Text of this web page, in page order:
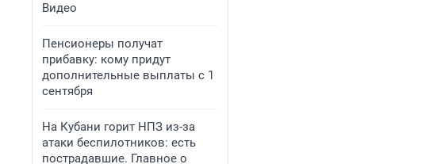
Видео
Пенсионеры получат
прибавку: кому придут
дополнительные выплаты с 1
сентября
На Кубани горит НПЗ из-за
атаки беспилотников: есть
пострадавшие. Главное о